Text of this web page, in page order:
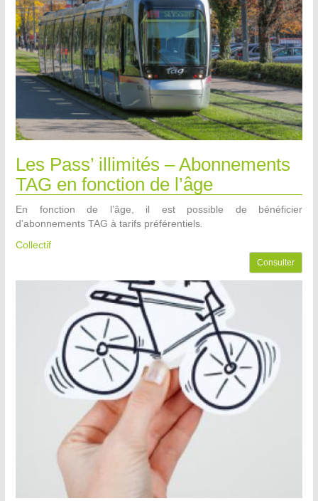
Les Pass’ illimités – Abonnements
TAG en fonction de l’âge
En fonction de l’âge, il est possible de bénéficier
d’abonnements TAG à tarifs préférentiels
Collectif
Consulter